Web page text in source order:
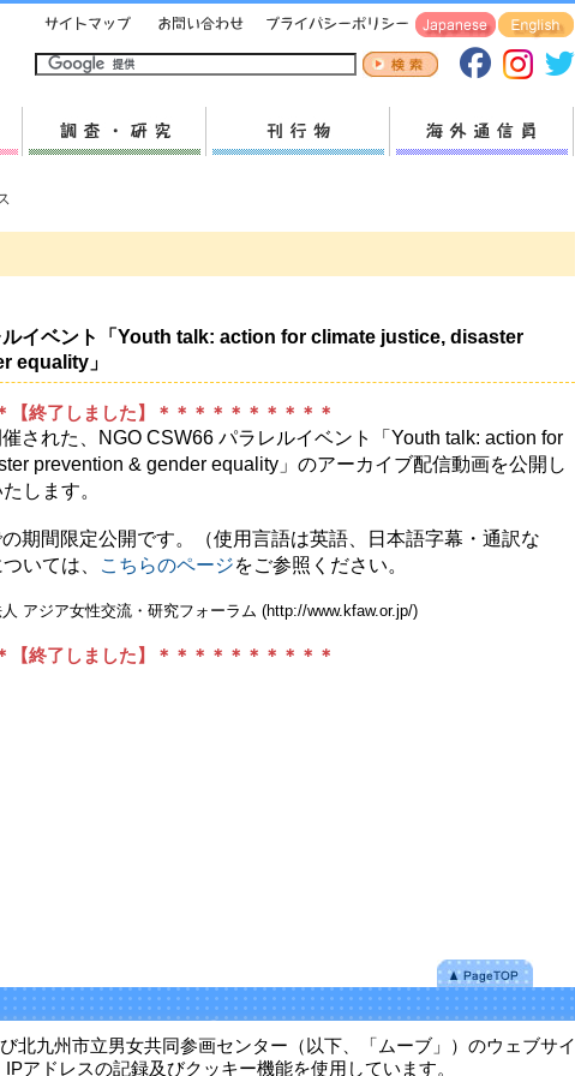
ルイベント「Youth talk: action for climate justice, disaster
equality」
【終了しました】＊＊＊＊＊＊＊＊＊＊
された、NGO CSW66 パラレルイベント「Youth talk: action for
prevention & gender equality」のアーカイブ配信動画を公開し
します。
期間限定公開です。（使用言語は英語、日本語字幕・通訳な
いては、
こちらのページをご参照ください。
アジア女性交流・研究フォーラム (http://www.kfaw.or.jp/)
【終了しました】＊＊＊＊＊＊＊＊＊＊
九州市立男女共同参画センター（以下、「ムーブ」）のウェブサ
アドレスの記録及びクッキー機能を使用しています。